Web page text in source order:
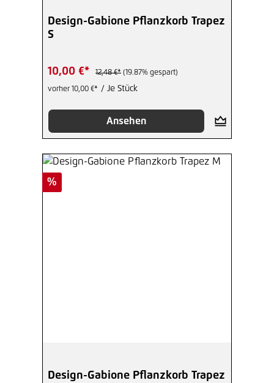
Design-Gabione Pflanzkorb Trapez
S
10,00 €* 12,48 €* (19.87% gespart)
vorher 10,00 €* / Je Stück
Ansehen
Rabatt
%
Design-Gabione Pflanzkorb Trapez